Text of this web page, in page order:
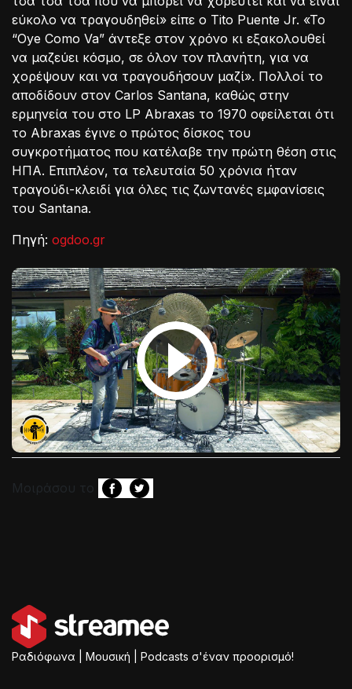
εύκολο να τραγουδηθεί» είπε ο Tito Puente Jr. «To
“Oye Como Va” άντεξε στον χρόνο κι εξακολουθεί
να μαζεύει κόσμο, σε όλον τον πλανήτη, για να
χορέψουν και να τραγουδήσουν μαζί». Πολλοί το
αποδίδουν στον Carlos Santana, καθώς στην
ερμηνεία του στο LP Abraxas το 1970 οφείλεται ότι
το Abraxas έγινε ο πρώτος δίσκος του
συγκροτήματος που κατέλαβε την πρώτη θέση στις
ΗΠΑ. Επιπλέον, τα τελευταία 50 χρόνια ήταν
τραγούδι-κλειδί για όλες τις ζωντανές εμφανίσεις
του Santana.
Πηγή: ogdoo.gr
Μοιράσου το
Ραδιόφωνα | Μουσική | Podcasts σ'έναν προορισμό!